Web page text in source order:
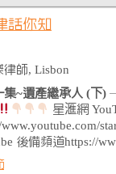
話你知
律師, Lisbon
集~遺產繼承人 (下)
星滙網
www.youtube.com/
後備頻道https://